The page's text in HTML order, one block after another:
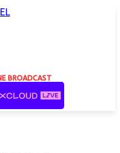
BROADCAST